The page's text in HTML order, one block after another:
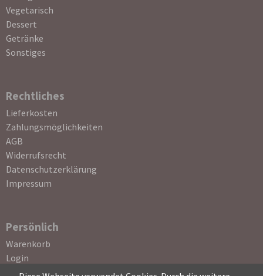
Vegetarisch
Dessert
Getränke
Sonstiges
Rechtliches
Navigation
überspringen
Lieferkosten
Zahlungsmöglichkeiten
AGB
Widerrufsrecht
Datenschutzerklärung
Impressum
Persönlich
Navigation
überspringen
Warenkorb
Login
Registrierung